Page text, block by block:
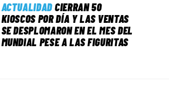
ACTUALIDADCIERRAN 50
KIOSCOS POR DÍA Y LAS VENTAS
SE DESPLOMARON EN EL MES DEL
MUNDIAL PESE A LAS FIGURITAS